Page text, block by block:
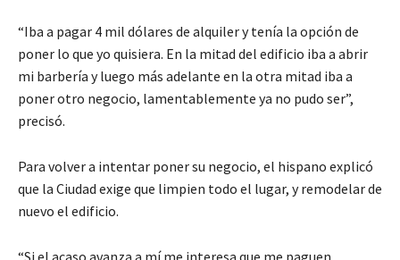
“Iba a pagar 4 mil dólares de alquiler y tenía la opción de
poner lo que yo quisiera. En la mitad del edificio iba a abrir
mi barbería y luego más adelante en la otra mitad iba a
poner otro negocio, lamentablemente ya no pudo ser”,
precisó.
Para volver a intentar poner su negocio, el hispano explicó
que la Ciudad exige que limpien todo el lugar, y remodelar de
nuevo el edificio.